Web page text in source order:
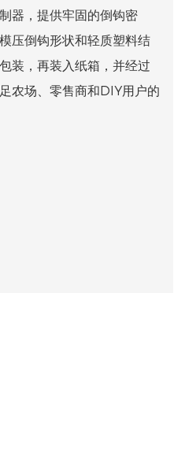
器，提供牢固的倒钩密
压倒钩形状和轻质塑料结
装，再装入纸箱，并经过
农场、零售商和DIY用户的